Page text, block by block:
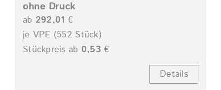
ohne Druck
ab 292,01 €
je VPE (552 Stück)
Stückpreis ab 0,53 €
Details